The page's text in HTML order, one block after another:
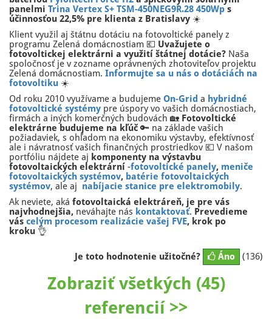
panelmi Trina Vertex S+ TSM-450NEG9R.28 450Wp s
účinnosťou 22,5% pre klienta z Bratislavy ☀️
Klient využil aj štátnu dotáciu na fotovoltické panely z
programu Zelená domácnostiam 💶 Uvažujete o
fotovoltickej elektrárni a využití štátnej dotácie? Naša
spoločnosť je v zozname oprávnených zhotoviteľov projektu
Zelená domácnostiam. Informujte sa u nás o dotáciách na
fotovoltiku ☀️
Od roku 2010 využívame a budujeme On-Grid a hybridné
fotovoltické systémy pre úspory vo vašich domácnostiach,
firmách a iných komerčných budovách 🏡 Fotovoltické
elektrárne budujeme na kľúč🔑 na základe vašich
požiadaviek, s ohľadom na ekonomiku výstavby, efektívnosť
ale i návratnosť vašich finančných prostriedkov 💶 V našom
portfóliu nájdete aj komponenty na výstavbu
fotovoltaických elektrární -fotovoltické panely, meniče
fotovoltaických systémov, batérie fotovoltaických
systémov, ale aj nabíjacie stanice pre elektromobily.
Ak neviete, aká fotovoltaická elektráreň, je pre vás
najvhodnejšia, neváhajte nás kontaktovať. Prevedieme
vás celým procesom realizácie vašej FVE, krok po
kroku 👌
Je toto hodnotenie užitočné? Áno (136)
Zobraziť všetkých (45)
referencií >>